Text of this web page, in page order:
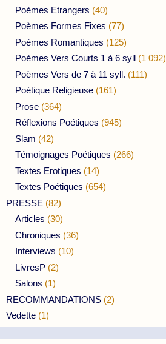
Poèmes Etrangers (40)
Poèmes Formes Fixes (77)
Poèmes Romantiques (125)
Poèmes Vers Courts 1 à 6 syll (1 092)
Poèmes Vers de 7 à 11 syll. (111)
Poétique Religieuse (161)
Prose (364)
Réflexions Poétiques (945)
Slam (42)
Témoignages Poétiques (266)
Textes Erotiques (14)
Textes Poétiques (654)
PRESSE (82)
Articles (30)
Chroniques (36)
Interviews (10)
LivresP (2)
Salons (1)
RECOMMANDATIONS (2)
Vedette (1)